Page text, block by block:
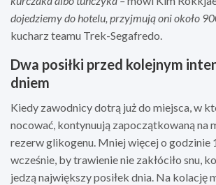
dojedziemy do hotelu, przyjmują oni około
kucharz teamu Trek-Segafredo.
Dwa posiłki przed kolejnym
dniem
Kiedy zawodnicy dotrą już do miejsca, w
nocować, kontynuują zapoczątkowaną na
rezerw glikogenu. Mniej więcej o godzinie
wcześnie, by trawienie nie zakłóciło snu,
jedzą największy posiłek dnia. Na kolację